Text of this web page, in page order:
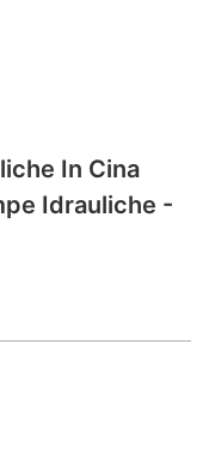
In Cina​
Idrauliche -